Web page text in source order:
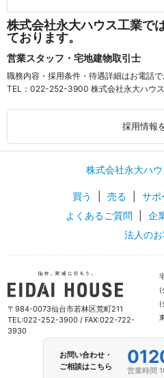
株式会社永大ハウス工業で
ております。
営業スタッフ・宅地建物取引士
職務内容・採用条件・待遇詳細はお電話で
TEL： 022-252-3900 株式会社永大ハ
採用情報
株式会社永大ハ
買う 売る サポ
よくあるご質問
企
法人の
〒984-0073仙台市若林区荒町211
TEL:022-252-3900 / FAX:022-722-
3930
(
(
お問い合わせ・
ご相談はこちら
営業時間